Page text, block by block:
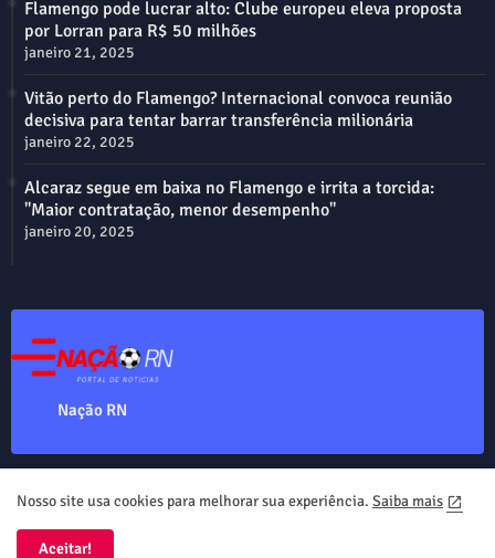
Flamengo pode lucrar alto: Clube europeu eleva proposta
por Lorran para R$ 50 milhões
janeiro 21, 2025
Vitão perto do Flamengo? Internacional convoca reunião
decisiva para tentar barrar transferência milionária
janeiro 22, 2025
Alcaraz segue em baixa no Flamengo e irrita a torcida:
"Maior contratação, menor desempenho"
janeiro 20, 2025
Nação RN
Home About Contact us Privacy Policy
Nosso site usa cookies para melhorar sua experiência. Saiba mais
Aceitar!